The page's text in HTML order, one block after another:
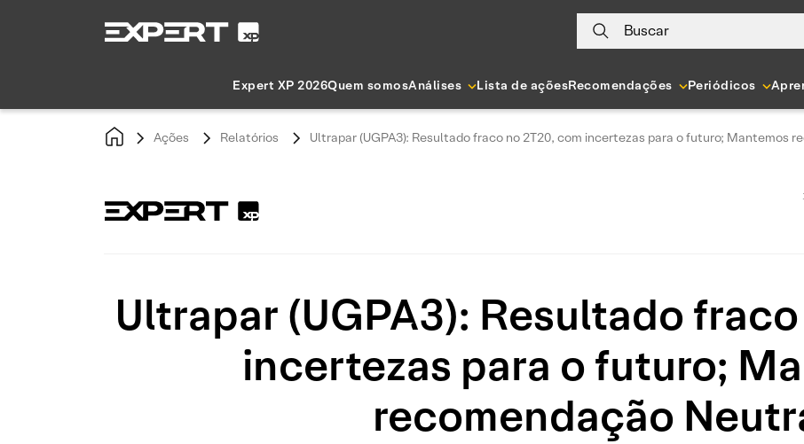
Buscar
Expert XP 2026Quem somosAnálises Lista de açõesRecomendações Periódicos
Ações Relatórios Ultrapar (UGPA3): Resultado fraco no 2T20, com incertezas para o futuro; Mantemos
Ultrapar (UGPA3): Resultado
incertezas para o futuro;
recomendação